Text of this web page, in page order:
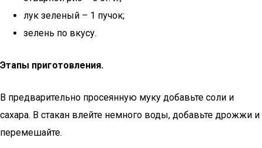
лук зеленый – 1 пучок;
зелень по вкусу.
Этапы приготовления.
В предварительно просеянную муку добавьте соли и
сахара. В стакан влейте немного воды, добавьте дрожжи и
перемешайте.